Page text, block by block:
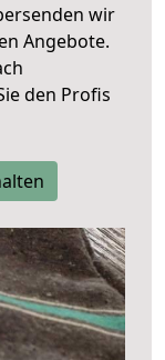
wir
Angebote.
den Profis